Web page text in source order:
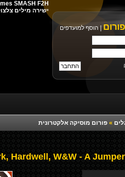
הוסף למועדפים
ישירה מילים
» פורום מוסיקה אלקטרונית